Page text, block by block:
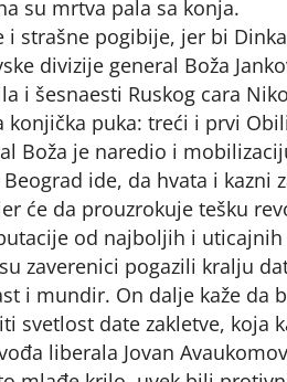
su mrtva pala sa konja.
strašne pogibije, jer bi
divizije general Boža
i šesnaesti Ruskog cara
puka: treći i prvi
Boža je naredio i
ide, da hvata i kazni
će da prouzrokuje tešku
od najboljih i uticajnih
zaverenici pogazili kralju
i mundir. On dalje kaže da
svetlost date zakletve, koja
liberala Jovan